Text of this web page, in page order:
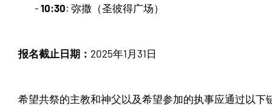
-10:30: 弥撒（圣彼得广场）
报名截止日期： 2025年1月31日
希望共祭的主教和神父以及希望参加的执事应通过以